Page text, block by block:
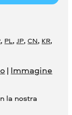
, PL,JP,CN, KR,
| Immagine
la nostra